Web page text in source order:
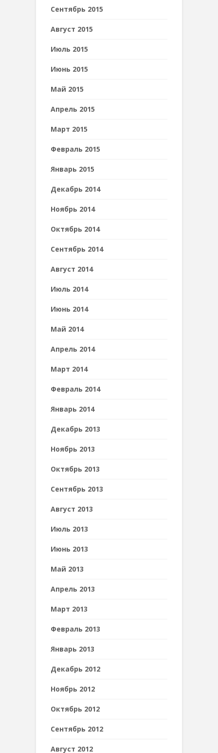
Сентябрь 2015
Август 2015
Июль 2015
Июнь 2015
Май 2015
Апрель 2015
Март 2015
Февраль 2015
Январь 2015
Декабрь 2014
Ноябрь 2014
Октябрь 2014
Сентябрь 2014
Август 2014
Июль 2014
Июнь 2014
Май 2014
Апрель 2014
Март 2014
Февраль 2014
Январь 2014
Декабрь 2013
Ноябрь 2013
Октябрь 2013
Сентябрь 2013
Август 2013
Июль 2013
Июнь 2013
Май 2013
Апрель 2013
Март 2013
Февраль 2013
Январь 2013
Декабрь 2012
Ноябрь 2012
Октябрь 2012
Сентябрь 2012
Август 2012